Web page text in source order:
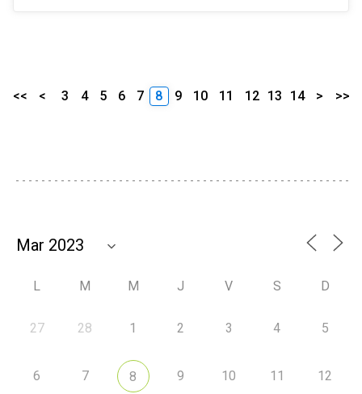
<< < 3 4 5 6 7 8 9 10 11 12 13 14 > >>
L M M J V S D
27 28 1 2 3 4 5
6 7 8 9 10 11 12